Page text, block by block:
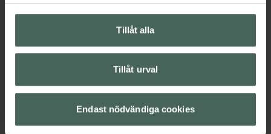
Tillåt alla
Tillåt urval
Endast nödvändiga cookies